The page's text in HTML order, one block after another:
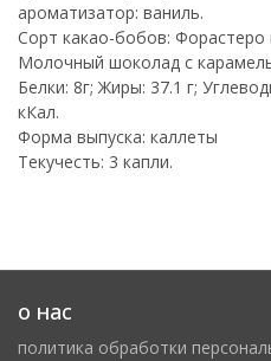
ароматизатор: ваниль.
Сорт какао-бобов: Форастеро
Молочный шоколад с
Белки: 8г; Жиры: 37.1 г;
кКал.
Форма выпуска: каллеты
Текучесть: 3 капли.
о нас
политика обработки